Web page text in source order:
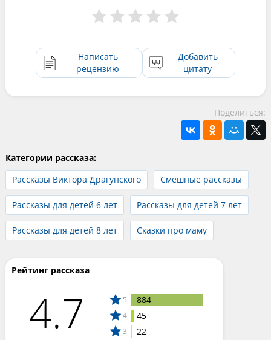
Написать
рецензию
Добавить
цитату
Поделиться:
Категории рассказа:
Рассказы Виктора Драгунского
Смешные рассказы
Рассказы для детей 6 лет Рассказы для детей 7 лет
Рассказы для детей 8 лет Сказки про маму
Рейтинг рассказа
4.7 5 884
4 45
3 22